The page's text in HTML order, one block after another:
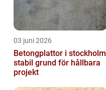
03 juni 2026
Betongplattor i stockholm
stabil grund för hållbara
projekt